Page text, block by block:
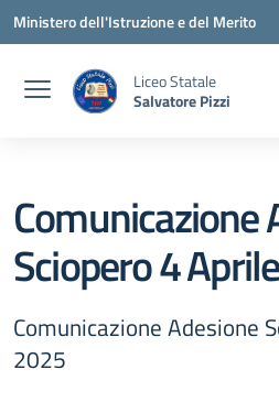
Vai ai contenuti
Vai al menu di navigazione
Vai al footer
Ministero dell'Istruzione e del Merito
Liceo Statale
Salvatore Pizzi
Comunicazione
Sciopero 4
Comunicazione Adesione
2025